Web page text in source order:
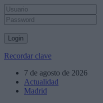
Recordar clave
7 de agosto de 2026
Actualidad
Madrid